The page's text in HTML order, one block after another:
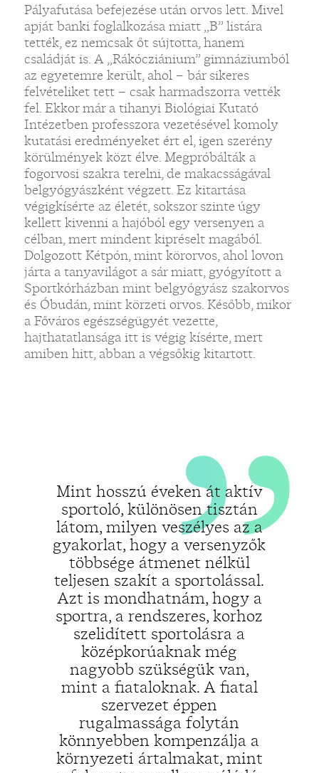
Pályafutása befejezése után orvos lett. Mivel
apját banki foglalkozása miatt „B” listára
tették, ez nemcsak őt sújtotta, hanem
családját is. A „Rákócziánium” gimnáziumból
az egyetemre került, ahol – bár sikeres
felvételiket tett – csak harmadszorra vették
fel. Ekkor már a tihanyi Biológiai Kutató
Intézetben professzora vezetésével komoly
kutatási eredményeket ért el, igen szerény
körülmények közt élve. Megpróbálták a
fogorvosi szakra terelni, de makacsságával
belgyógyászként végzett. Ez kitartása
végigkísérte az életét, sokszor szinte úgy
kellett kivenni a hajóból egy versenyen a
célban, mert mindent kipréselt magából.
Dolgozott Kétpón, mint körorvos, ahol lovon
járta a tanyavilágot a sár miatt, gyógyított a
Sportkórházban mint belgyógyász szakorvos
és Óbudán, mint körzeti orvos. Később, mikor
a Főváros egészségügyét vezette,
hajthatatlansága itt is végig kísérte, mert
amiben hitt, abban a végsőkig kitartott.
Mint hosszú éveken át aktív
sportoló, különösen tisztán
látom, milyen veszélyes az a
gyakorlat, hogy a versenyzők
többsége átmenet nélkül
teljesen szakít a sportolással.
Azt is mondhatnám, hogy a
sportra, a rendszeres, korhoz
szelidített sportolásra a
középkorúaknak még
nagyobb szükségük van,
mint a fiataloknak. A fiatal
szervezet éppen
rugalmassága folytán
könnyebben kompenzálja a
környezeti ártalmakat, mint
„